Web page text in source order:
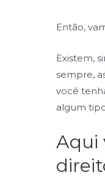
Então,
Existem,
sempre,
você
algum
Aqui